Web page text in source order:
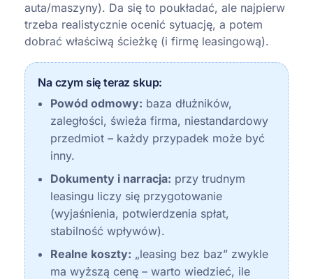
auta/maszyny). Da się to poukładać, ale najpierw
trzeba realistycznie ocenić sytuację, a potem
dobrać właściwą ścieżkę (i firmę leasingową).
Na czym się teraz skup:
Powód odmowy: baza dłużników,
zaległości, świeża firma, niestandardowy
przedmiot – każdy przypadek może być
inny.
Dokumenty i narracja: przy trudnym
leasingu liczy się przygotowanie
(wyjaśnienia, potwierdzenia spłat,
stabilność wpływów).
Realne koszty: „leasing bez baz” zwykle
ma wyższą cenę – warto wiedzieć, ile